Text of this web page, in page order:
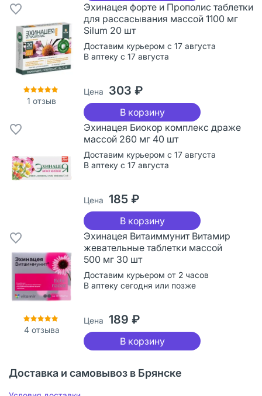
1 отзыв
Эхинацея форте и Прополис таблетки
для рассасывания массой 1100 мг
Silum 20 шт
Доставим курьером с 17 августа
В аптеку с 17 августа
Цена 303 ₽
В корзину
Эхинацея Биокор комплекс драже
массой 260 мг 40 шт
Доставим курьером с 17 августа
В аптеку с 17 августа
Цена 185 ₽
В корзину
4отзыва
Эхинацея Витаиммунит Витамир
жевательные таблетки массой
500 мг 30 шт
Доставим курьером от 2 часов
В аптеку сегодня или позже
Цена 189 ₽
В корзину
Доставка и самовывоз в Брянске